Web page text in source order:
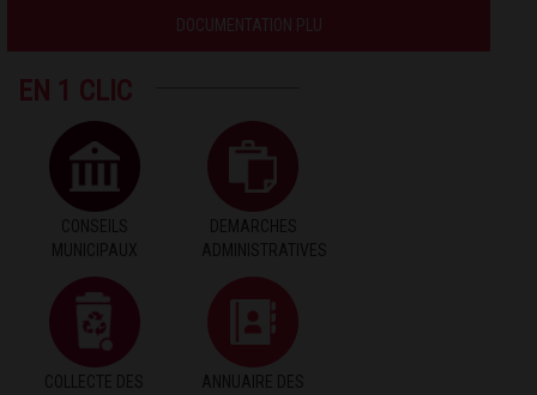
DOCUMENTATION PLU
EN 1 CLIC
CONSEILS
MUNICIPAUX
DEMARCHES
ADMINISTRATIVES
COLLECTE DES
ANNUAIRE DES